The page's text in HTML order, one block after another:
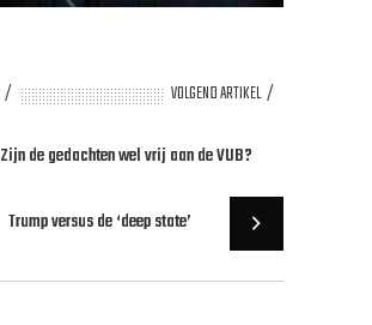
VOLGEND ARTIKEL
Zijn de gedachten wel vrij aan de VUB?
Trump versus de ‘deep state’